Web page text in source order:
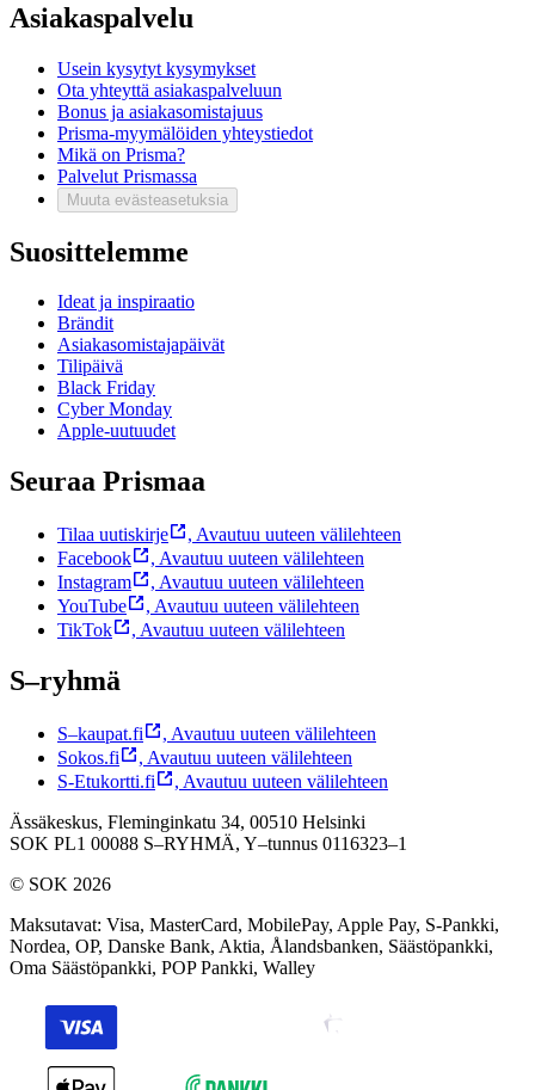
Asiakaspalvelu
Usein kysytyt kysymykset
Ota yhteyttä asiakaspalveluun
Bonus ja asiakasomistajuus
Prisma-myymälöiden yhteystiedot
Mikä on Prisma?
Palvelut Prismassa
Muuta evästeasetuksia
Suosittelemme
Ideat ja inspiraatio
Brändit
Asiakasomistajapäivät
Tilipäivä
Black Friday
Cyber Monday
Apple-uutuudet
Seuraa Prismaa
Tilaa uutiskirje , Avautuu uuteen välilehteen
Facebook
, Avautuu uuteen välilehteen
Instagram
, Avautuu uuteen välilehteen
YouTube
, Avautuu uuteen välilehteen
TikTok
, Avautuu uuteen välilehteen
S–ryhmä
S–kaupat.fi , Avautuu uuteen välilehteen
Sokos.fi
, Avautuu uuteen välilehteen
S-Etukortti.fi
, Avautuu uuteen välilehteen
Ässäkeskus, Fleminginkatu 34, 00510 Helsinki
SOK PL1 00088 S–RYHMÄ, Y–tunnus 0116323–1
© SOK 2026
Maksutavat: Visa, MasterCard, MobilePay, Apple Pay, S-Pankki,
Nordea, OP, Danske Bank, Aktia, Ålandsbanken, Säästöpankki,
Oma Säästöpankki, POP Pankki, Walley